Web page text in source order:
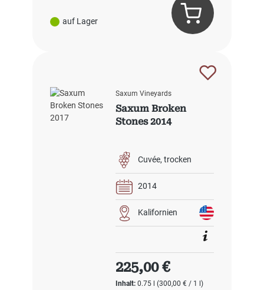
auf Lager
Saxum Vineyards
Saxum Broken
Stones 2014
Cuvée trocken
2014
Kalifornien
Inhalt:0.75 l(300,00 € / 1 l)
Regulärer Preis:
225,00 €